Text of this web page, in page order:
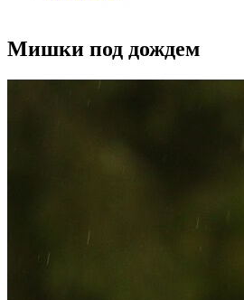
Мишки под дождем